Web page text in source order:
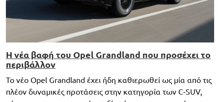
Η νέα βαφή του Opel Grandland που προσέχει το
περιβάλλον
Το νέο Opel Grandland έχει ήδη καθιερωθεί ως μία από τις
πλέον δυναμικές προτάσεις στην κατηγορία των C-SUV,